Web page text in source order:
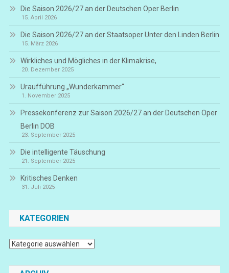
Die Saison 2026/27 an der Deutschen Oper Berlin
15. April 2026
Die Saison 2026/27 an der Staatsoper Unter den Linden Berlin
15. März 2026
Wirkliches und Mögliches in der Klimakrise,
20. Dezember 2025
Uraufführung „Wunderkammer“
1. November 2025
Pressekonferenz zur Saison 2026/27 an der Deutschen Oper
Berlin DOB
23. September 2025
Die intelligente Täuschung
21. September 2025
Kritisches Denken
31. Juli 2025
KATEGORIEN
Kategorien